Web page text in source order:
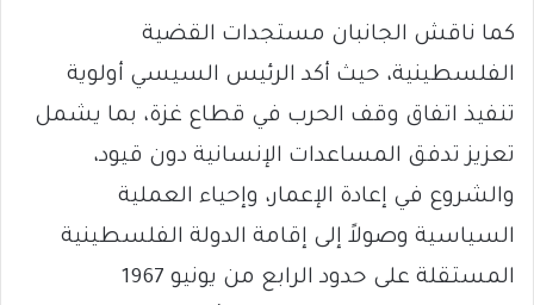
كما ناقش الجانبان مستجدات القضية
الفلسطينية، حيث أكد الرئيس السيسي أولوية
تنفيذ اتفاق وقف الحرب في قطاع غزة، بما يشمل
تعزيز تدفق المساعدات الإنسانية دون قيود،
والشروع في إعادة الإعمار، وإحياء العملية
السياسية وصولاً إلى إقامة الدولة الفلسطينية
المستقلة على حدود الرابع من يونيو 1967